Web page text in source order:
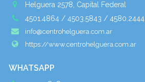
Helguera 2578, Capital Federal
4501.4864 / 4503.5843 / 4580.2444
info@centrohelguera.com.ar
https://www.centrohelguera.com.ar
WHATSAPP